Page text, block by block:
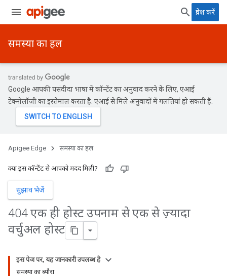
प्रवेश करें
समस्या का हल
Google आपकी पसंदीदा भाषा में कॉन्टेंट का अनुवाद करने के लिए, एआई
टेक्नोलॉजी का इस्तेमाल करता है. एआई से मिले अनुवादों में गलतियां हो सकती हैं.
Apigee Edge समस्या का हल
क्या इस कॉन्टेंट से आपको मदद मिली?
सुझाव भेजें
404 एक ही होस्ट उपनाम से एक से ज़्यादा
वर्चुअल होस्ट
इस पेज पर, यह जानकारी उपलब्ध है
समस्या का ब्यौरा